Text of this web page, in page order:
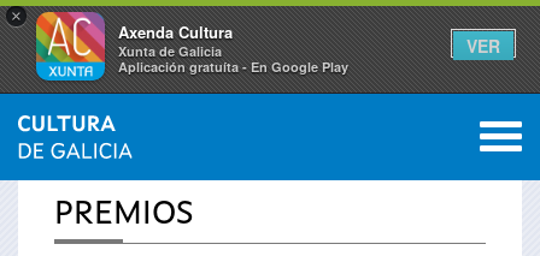
×
Axenda Cultura
Xunta de Galicia
Aplicación gratuíta - En Google Play
VER
Vostede
está
INICIO 0
PREMIOS